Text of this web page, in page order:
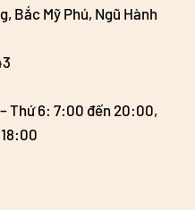
Bắc Mỹ Phú, Ngũ Hành
Thứ 6: 7:00 đến 20:00,